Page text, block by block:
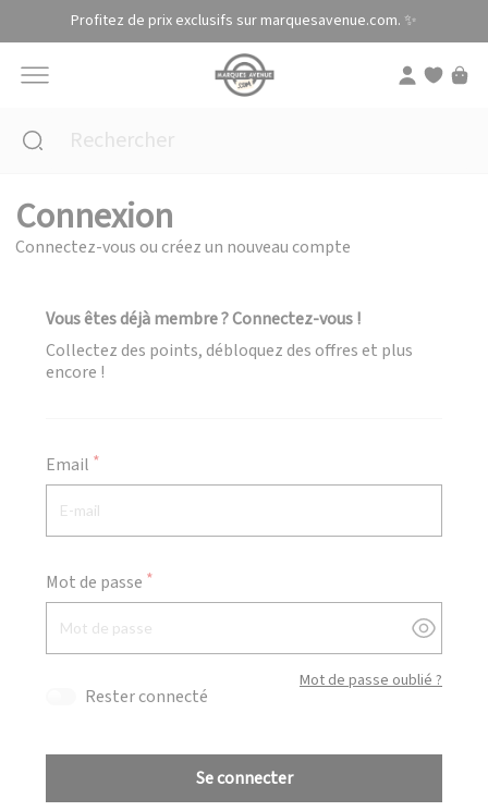
Profitez de prix exclusifs sur marquesavenue.com. ✨
Connexion
Connectez-vous ou créez un nouveau compte
Vous êtes déjà membre ? Connectez-vous !
Collectez des points, débloquez des offres et plus
encore !
Email
Mot de passe
Afficher/
Mot de passe oublié ?
Rester connecté
Se connecter
Panneau de gestion des cookies